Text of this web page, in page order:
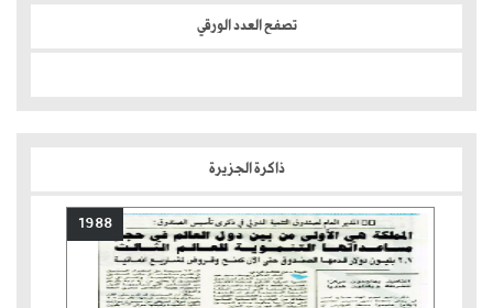
تصفح العدد الورقي
ذاكرة الجزيرة
1988